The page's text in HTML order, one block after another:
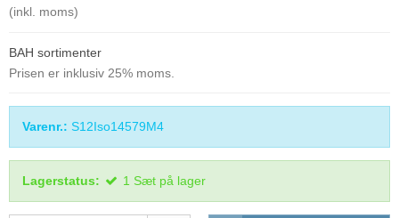
(inkl. moms)
BAH sortimenter
Prisen er inklusiv 25% moms.
Varenr.: S12Iso14579M4
Lagerstatus: 1 Sæt på lager